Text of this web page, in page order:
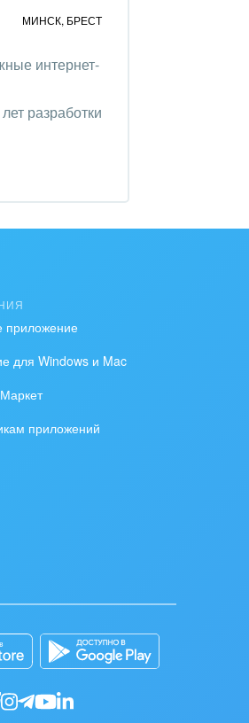
МИНСК, БРЕСТ
интернет-
разработки
приложение
для Windows и Mac
приложений